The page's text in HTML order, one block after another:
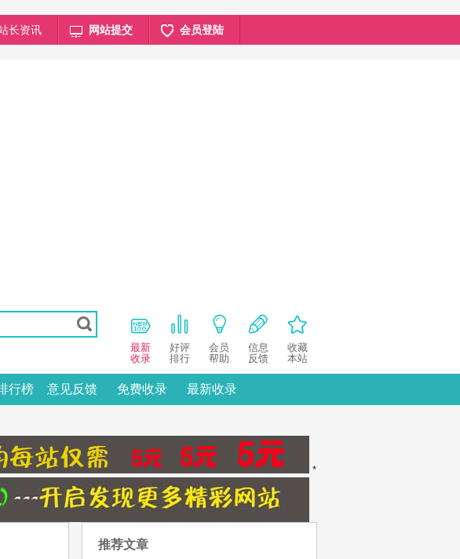
长资讯 网站提交 会员登陆
最新
收录
好评
排行
会员
帮助
信息
反馈
收藏
本站
行榜 意见反馈 免费收录 最新收录
*
推荐文章